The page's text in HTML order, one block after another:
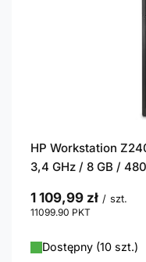
HP Workstation
3,4 GHz / 8 GB /
1 109,99 zł / szt.
11099.90 PKT
Dostępny (10 szt.)